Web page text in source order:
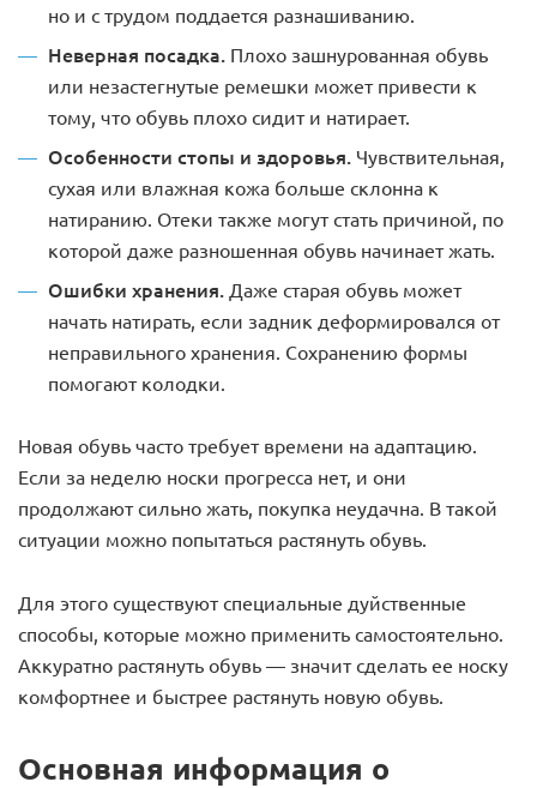
но и с трудом поддается разнашиванию.
Неверная посадка. Плохо зашнурованная обувь
или незастегнутые ремешки может привести к
тому, что обувь плохо сидит и натирает.
Особенности стопы и здоровья. Чувствительная,
сухая или влажная кожа больше склонна к
натиранию. Отеки также могут стать причиной, по
которой даже разношенная обувь начинает жать.
Ошибки хранения. Даже старая обувь может
начать натирать, если задник деформировался от
неправильного хранения. Сохранению формы
помогают колодки.
Новая обувь часто требует времени на адаптацию.
Если за неделю носки прогресса нет, и они
продолжают сильно жать, покупка неудачна. В такой
ситуации можно попытаться растянуть обувь.
Для этого существуют специальные дуйственные
способы, которые можно применить самостоятельно.
Аккуратно растянуть обувь — значит сделать ее носку
комфортнее и быстрее растянуть новую обувь.
Основная информация о